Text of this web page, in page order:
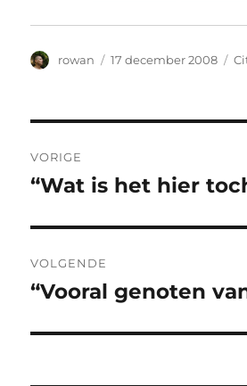
Auteur
rowan
Geplaatst
17 december 2008
navigatie
VORIGE
Vorig
“Wat is het hier
VOLGENDE
Volgend
“Vooral genoten